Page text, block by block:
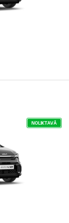
NOLIKTAVĀ